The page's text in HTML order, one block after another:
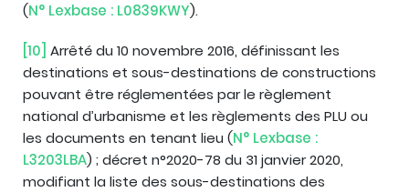
(N° Lexbase : L0839KWY).
[10] Arrêté du 10 novembre 2016, définissant les
destinations et sous-destinations de constructions
pouvant être réglementées par le règlement
national d’urbanisme et les règlements des PLU ou
les documents en tenant lieu (N° Lexbase :
L3203LBA) ; décret n°2020-78 du 31 janvier 2020,
modifiant la liste des sous-destinations des